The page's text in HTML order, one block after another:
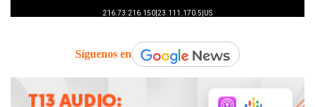
Síguenos en